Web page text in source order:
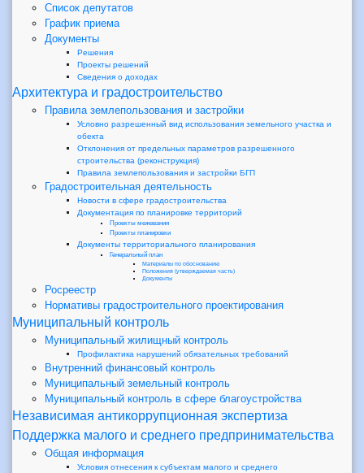
Список депутатов
График приема
Документы
Решения
Проекты решений
Сведения о доходах
Архитектура и градостроительство
Правила землепользования и застройки
Условно разрешенный вид использования земельного участка и
обекта
Отклонения от предельных параметров разрешенного
строительства (реконструкция)
Правила землепользования и застройки БГП
Градостроительная деятельность
Новости в сфере градостроительства
Документация по планировке территорий
Проекты межевания
Проекты планировки
Документы территориального планирования
Генеральный план
Материалы по обоснованию
Положения (утверждаемая часть)
Документы
Росреестр
Нормативы градостроительного проектирования
Муниципальный контроль
Муниципальный жилищный контроль
Профилактика нарушений обязательных требований
Внутренний финансовый контроль
Муниципальный земельный контроль
Муниципальный контроль в сфере благоустройства
Независимая антикоррупционная экспертиза
Поддержка малого и среднего предпринимательства
Общая информация
Условия отнесения к субъектам малого и среднего